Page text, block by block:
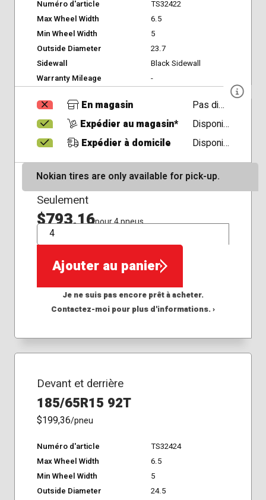
Numéro d'article
TS32422
Max Wheel Width
6.5
Min Wheel Width
5
Outside Diameter
23.7
Sidewall
Black Sidewall
Warranty Mileage
-
En magasin
Pas disponible
Expédier au magasin*
Disponible
Expédier à domicile
Disponible
Nokian tires are only available for pick-up.
Seulement
$793,16pour 4 pneus
QTÉ
Ajouter au panier
Je ne suis pas encore prêt à acheter.
Contactez-moi pour plus d'informations. ›
Devant et derrière
185/65R15 92T
$199,36/pneu
Numéro d'article
TS32424
Max Wheel Width
6.5
Min Wheel Width
5
Outside Diameter
24.5